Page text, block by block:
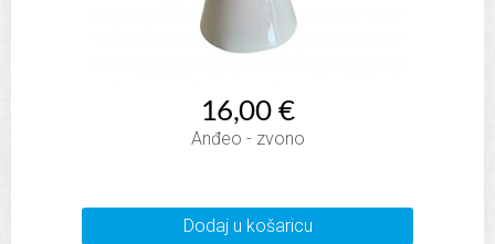
16,00 €
Anđeo - zvono
Dodaj u košaricu